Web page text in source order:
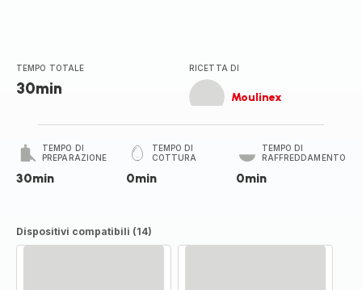
TEMPO TOTALE
30min
RICETTA DI
Moulinex
TEMPO DI
PREPARAZIONE
30min
TEMPO DI
COTTURA
0min
TEMPO DI
RAFFREDDAMENTO
0min
Dispositivi compatibili (14)